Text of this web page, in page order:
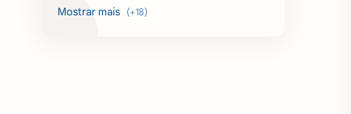
acarde esportes